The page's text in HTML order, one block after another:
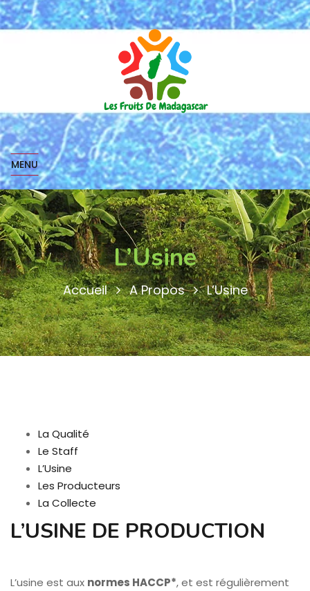
MENU
L’Usine
Accueil A Propos L’Usine
La Qualité
Le Staff
L’Usine
Les Producteurs
La Collecte
L’USINE DE PRODUCTION
L’usine est aux normes HACCP*, et est régulièrement